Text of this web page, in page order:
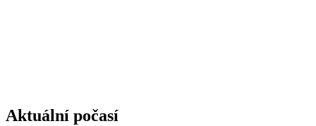
Aktuální počasí